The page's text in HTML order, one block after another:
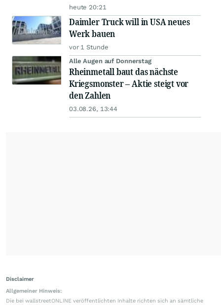
heute 20:21
Daimler Truck will in USA neues
Werk bauen
vor 1 Stunde
Alle Augen auf Donnerstag
Rheinmetall baut das nächste
Kriegsmonster – Aktie steigt vor
den Zahlen
03.08.26, 13:44
Disclaimer
Allgemeiner Hinweis:
Die bei wallstreetONLINE veröffentlichten Inhalte richten sich an sämtliche